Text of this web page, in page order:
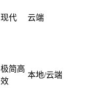
现代 云端
极简高
效
本地/云端